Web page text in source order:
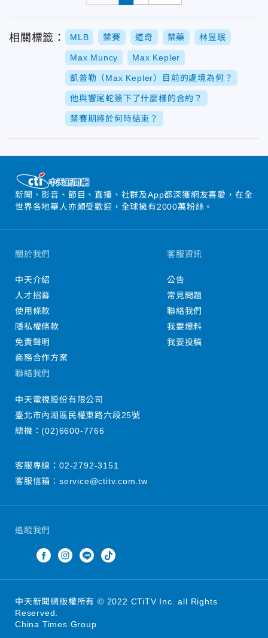
相關標籤： MLB 禁賽 道奇 禁藥 林昱珉
Max Muncy Max Kepler
凱普勒（Max Kepler）目前的處境為何？
他與響尾蛇簽下了什麼樣的合約？
禁賽期將於何時結束？
新聞、影音、節目、直播、社群及App都深獲網友喜愛，在全
世界各地華人亦頗受歡迎，全球擁有2000萬粉絲。
追蹤我們
關於我們
中天介紹
人才招募
使用條款
隱私權條款
免責聲明
商務合作方案
客服資訊
公告
常見問題
聯絡我們
我要爆料
我要投稿
聯絡我們
中天電視股份有限公司
臺北市內湖區民權東路六段25號
總機：(02)6600-7766
客服專線： 02-2792-3151
客服信箱： service@ctitv.com.tw
中天新聞網版權所有 © 2022 CTiTV Inc. all Rights
Reserved.
China Times Group